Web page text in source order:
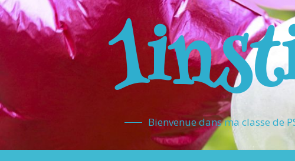
Bienvenue dans ma classe de